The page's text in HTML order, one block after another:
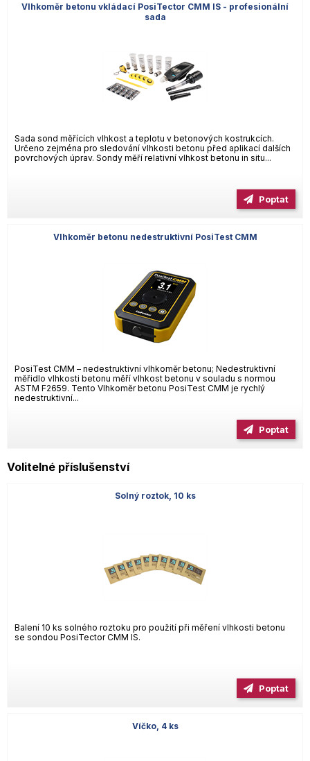
Vlhkoměr betonu vkládací PosiTector CMM IS - profesionální
sada
Sada sond měřících vlhkost a teplotu v betonových kostrukcích.
Určeno zejména pro sledování vlhkosti betonu před aplikací dalších
povrchových úprav. Sondy měří relativní vlhkost betonu in situ...
Poptat
Vlhkoměr betonu nedestruktivní PosiTest CMM
PosiTest CMM – nedestruktivní vlhkoměr betonu; Nedestruktivní
měřidlo vlhkosti betonu měří vlhkost betonu v souladu s normou
ASTM F2659. Tento Vlhkoměr betonu PosiTest CMM je rychlý
nedestruktivní...
Poptat
Volitelné příslušenství
Solný roztok, 10 ks
Balení 10 ks solného roztoku pro použití při měření vlhkosti betonu
se sondou PosiTector CMM IS.
Poptat
Víčko, 4 ks